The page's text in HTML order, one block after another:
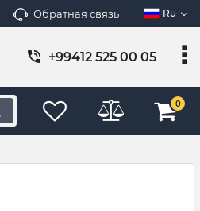
Обратная связь Ru
+99412 525 00 05
0